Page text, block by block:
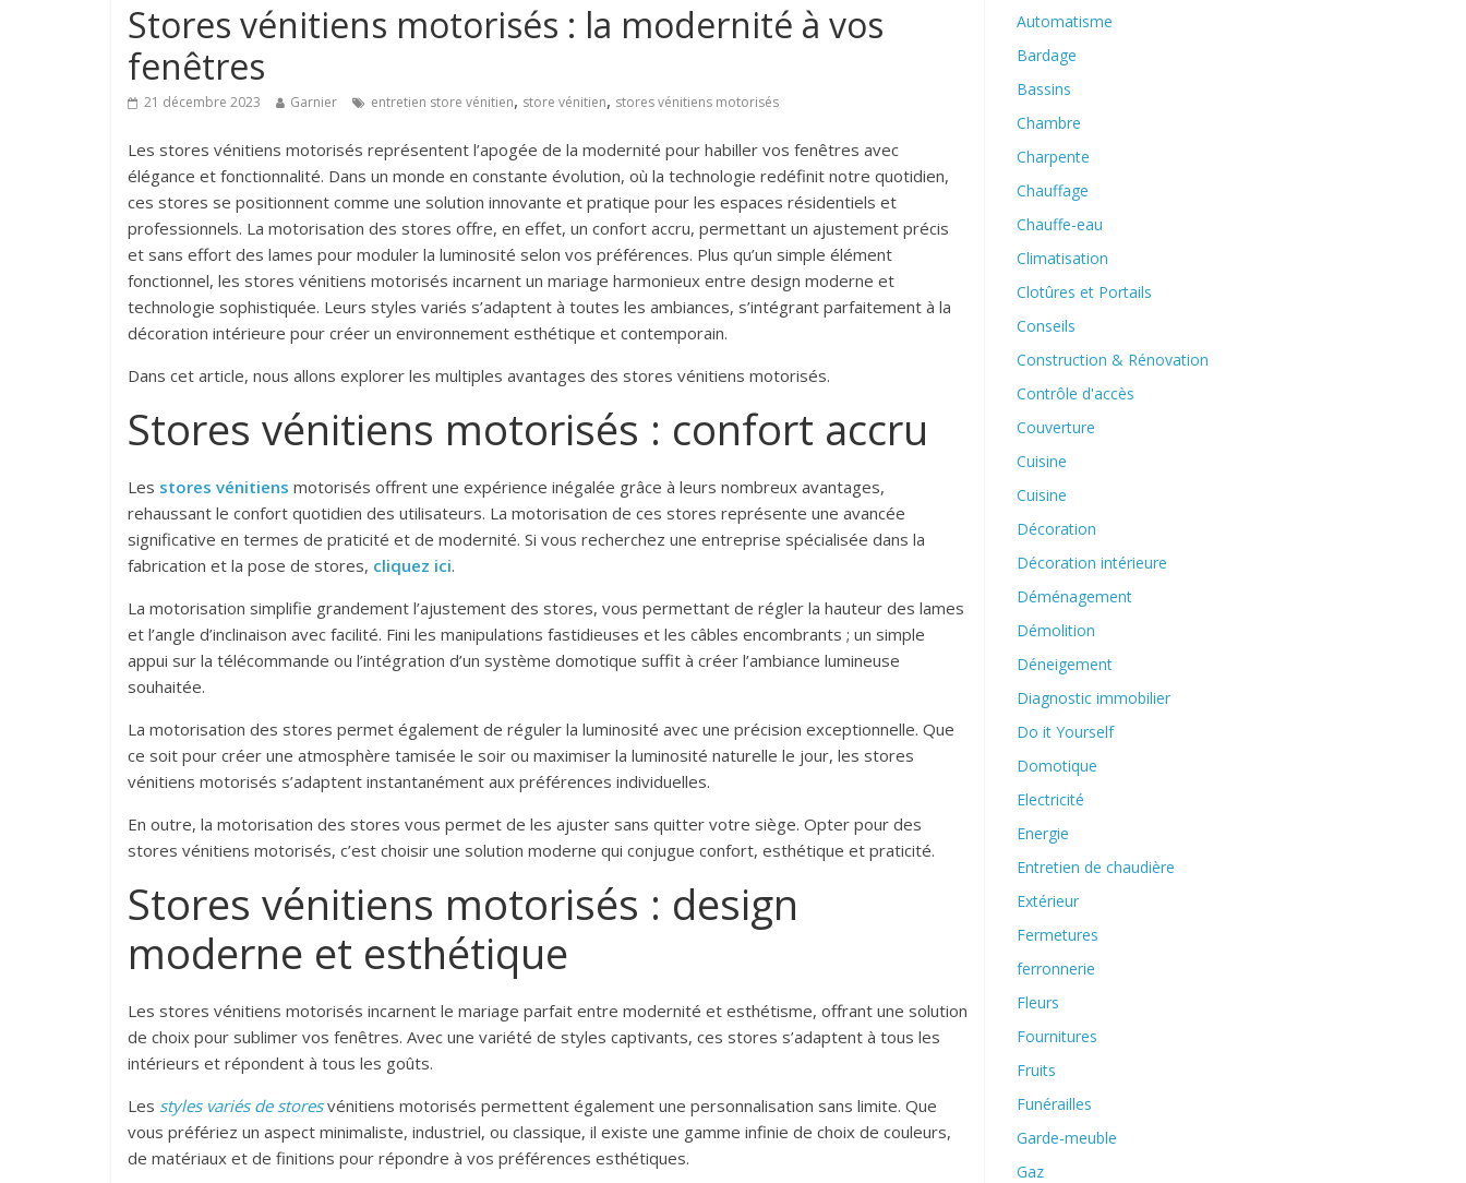
Stores vénitiens motorisés : la modernité à vos
fenêtres
21 décembre 2023 Garnier entretien store vénitien, store vénitien, stores vénitiens motorisés
Les stores vénitiens motorisés représentent l’apogée de la modernité pour habiller vos fenêtres avec
élégance et fonctionnalité. Dans un monde en constante évolution, où la technologie redéfinit notre quotidien,
ces stores se positionnent comme une solution innovante et pratique pour les espaces résidentiels et
professionnels. La motorisation des stores offre, en effet, un confort accru, permettant un ajustement précis
et sans effort des lames pour moduler la luminosité selon vos préférences. Plus qu’un simple élément
fonctionnel, les stores vénitiens motorisés incarnent un mariage harmonieux entre design moderne et
technologie sophistiquée. Leurs styles variés s’adaptent à toutes les ambiances, s’intégrant parfaitement à la
décoration intérieure pour créer un environnement esthétique et contemporain.
Dans cet article, nous allons explorer les multiples avantages des stores vénitiens motorisés.
Stores vénitiens motorisés : confort accru
Les stores vénitiens motorisés offrent une expérience inégalée grâce à leurs nombreux avantages,
rehaussant le confort quotidien des utilisateurs. La motorisation de ces stores représente une avancée
significative en termes de praticité et de modernité. Si vous recherchez une entreprise spécialisée dans la
fabrication et la pose de stores, cliquez ici.
La motorisation simplifie grandement l’ajustement des stores, vous permettant de régler la hauteur des lames
et l’angle d’inclinaison avec facilité. Fini les manipulations fastidieuses et les câbles encombrants ; un simple
appui sur la télécommande ou l’intégration d’un système domotique suffit à créer l’ambiance lumineuse
souhaitée.
La motorisation des stores permet également de réguler la luminosité avec une précision exceptionnelle. Que
ce soit pour créer une atmosphère tamisée le soir ou maximiser la luminosité naturelle le jour, les stores
vénitiens motorisés s’adaptent instantanément aux préférences individuelles.
En outre, la motorisation des stores vous permet de les ajuster sans quitter votre siège. Opter pour des
stores vénitiens motorisés, c’est choisir une solution moderne qui conjugue confort, esthétique et praticité.
Stores vénitiens motorisés : design
moderne et esthétique
Les stores vénitiens motorisés incarnent le mariage parfait entre modernité et esthétisme, offrant une solution
de choix pour sublimer vos fenêtres. Avec une variété de styles captivants, ces stores s’adaptent à tous les
intérieurs et répondent à tous les goûts.
Les styles variés de storesvénitiens motorisés permettent également une personnalisation sans limite. Que
vous préfériez un aspect minimaliste, industriel, ou classique, il existe une gamme infinie de choix de couleurs,
de matériaux et de finitions pour répondre à vos préférences esthétiques.
Automatisme
Bardage
Bassins
Chambre
Charpente
Chauffage
Chauffe-eau
Climatisation
Clotûres et Portails
Conseils
Construction & Rénovation
Contrôle d'accès
Couverture
Cuisine
Cuisine
Décoration
Décoration intérieure
Déménagement
Démolition
Déneigement
Diagnostic immobilier
Do it Yourself
Domotique
Electricité
Energie
Entretien de chaudière
Extérieur
Fermetures
ferronnerie
Fleurs
Fournitures
Fruits
Funérailles
Garde-meuble
Gaz